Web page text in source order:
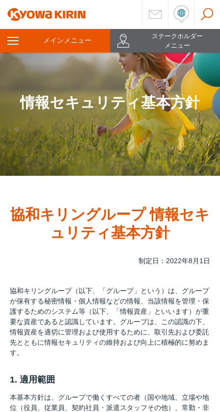
メインメニュー
を
開
ステークホルダー
メニュー
情報セキュリティ基本方針
協和キリングループ 情報セキ
ュリティ基本方針
制定日：2022年8月1日
協和キリングループ（以下、「グループ」という）は、グループ
が保有する秘密情報・個人情報などの情報、当該情報を管理・保
護するためのシステム等（以下、「情報資産」といいます）が重
要な資産であると認識しています。グループは、この認識の下、
情報資産を適切に管理および使用するために、取引先および委託
先とともに情報セキュリティの維持および向上に積極的に努めま
す。
1. 適用範囲
本基本方針は、グループで働くすべての者（国や地域、立場や地
位（役員、従業員、契約社員・派遣スタッフその他）、常勤・非